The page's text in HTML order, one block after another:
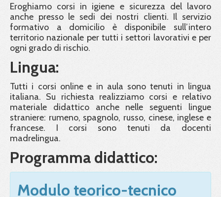
Eroghiamo corsi in igiene e sicurezza del lavoro
anche presso le sedi dei nostri clienti. Il servizio
formativo a domicilio è disponibile sull’intero
territorio nazionale per tutti i settori lavorativi e per
ogni grado di rischio.
Lingua:
Tutti i corsi online e in aula sono tenuti in lingua
italiana. Su richiesta realizziamo corsi e relativo
materiale didattico anche nelle seguenti lingue
straniere: rumeno, spagnolo, russo, cinese, inglese e
francese. I corsi sono tenuti da docenti
madrelingua.
Programma didattico:
Modulo teorico-tecnico